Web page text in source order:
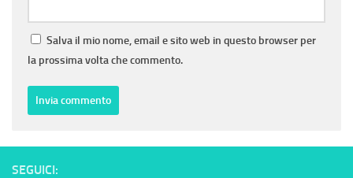
Salva il mio nome, email e sito web in questo browser per
la prossima volta che commento.
SEGUICI: